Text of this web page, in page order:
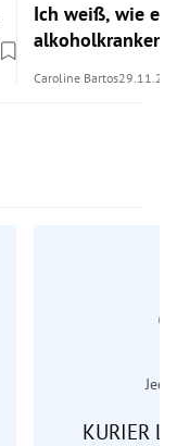
Ich weiß, wie es
alkoholkranken
Caroline Bartos
KURIER